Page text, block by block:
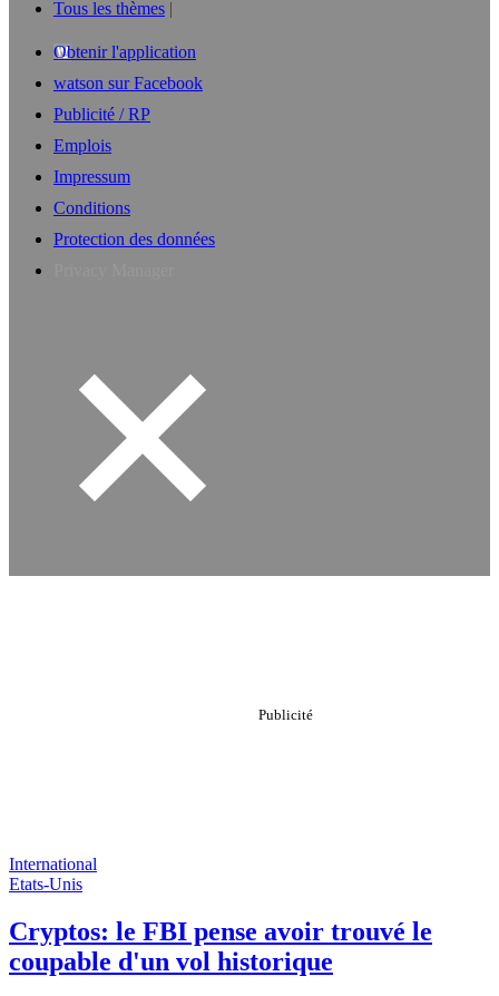
Tous les thèmes
Obtenir l'application
watson sur Facebook
Publicité / RP
Emplois
Impressum
Conditions
Protection des données
International
Etats-Unis
Cryptos: le FBI pense avoir trouvé le
coupable d'un vol historique